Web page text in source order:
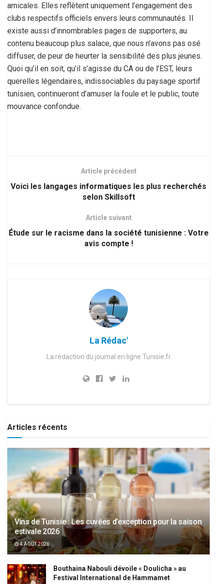
amicales. Elles reflètent uniquement l’engagement des
clubs respectifs officiels envers leurs communautés. Il
existe aussi d’innombrables pages de supporters, au
contenu beaucoup plus salace, que nous n’avons pas osé
diffuser, de peur de heurter la sensibilité des plus jeunes.
Quoi qu’il en soit, qu’il s’agisse du CA ou de l’EST, leurs
querelles légendaires, indissociables du paysage sportif
tunisien, continueront d’amuser la foule et le public, toute
mouvance confondue.
Article précédent
Voici les langages informatiques les plus recherchés
selon Skillsoft
Article suivant
Étude sur le racisme dans la société tunisienne : Votre
avis compte !
La Rédac'
La rédaction du journal en ligne Tunisie.fr
Articles récents
Vins de Tunisie : Les cuvées d’exception pour la saison
estivale 2026
4 AOÛT 2026
Bouthaina Nabouli dévoile « Doulicha » au
Festival International de Hammamet